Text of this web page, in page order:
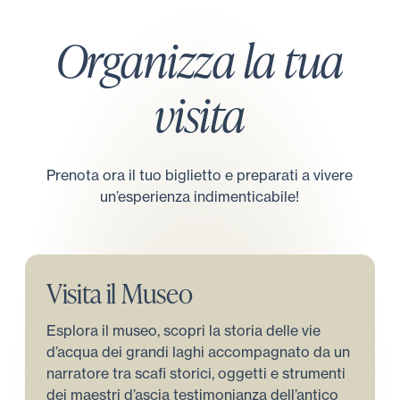
Organizza la tua
visita
Prenota ora il tuo biglietto e preparati a vivere
un’esperienza indimenticabile!
Visita il Museo
Esplora il museo, scopri la storia delle vie
d’acqua dei grandi laghi accompagnato da un
narratore tra scafi storici, oggetti e strumenti
dei maestri d’ascia testimonianza dell’antico